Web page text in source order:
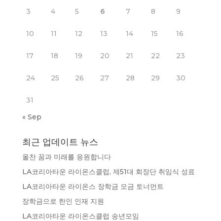
3 4 5 6 7 8 9
10 11 12 13 14 15 16
17 18 19 20 21 22 23
24 25 26 27 28 29 30
31
« Sep
최근 업데이트 뉴스
올찬 꿈과 미래를 응원합니다
LA코리아타운 라이온스클럽, 제51대 회장단 취임식 성료
LA코리아타운 라이온스 장학금 모금 토너먼트
장학금으로 한인 인재 지원
LA코리아타운 라이온스클럽 송년모임